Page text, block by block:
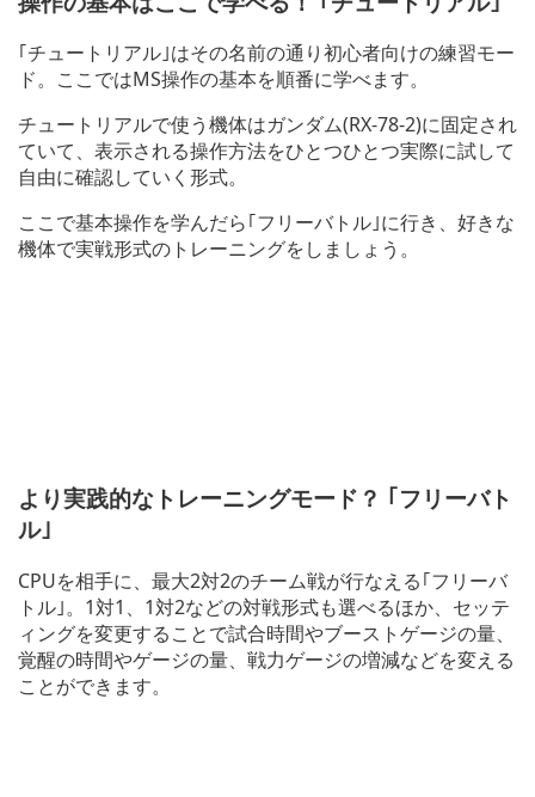
｢チュートリアル｣はその名前の通り初心者向けの練習モー
ド。ここではMS操作の基本を順番に学べます。
チュートリアルで使う機体はガンダム(RX-78-2)に固定され
ていて、表示される操作方法をひとつひとつ実際に試して
自由に確認していく形式。
ここで基本操作を学んだら｢フリーバトル｣に行き、好きな
機体で実戦形式のトレーニングをしましょう。
より実践的なトレーニングモード？ ｢フリーバト
ル｣
CPUを相手に、最大2対2のチーム戦が行なえる｢フリーバ
トル｣。1対1、1対2などの対戦形式も選べるほか、セッテ
ィングを変更することで試合時間やブーストゲージの量、
覚醒の時間やゲージの量、戦力ゲージの増減などを変える
ことができます。